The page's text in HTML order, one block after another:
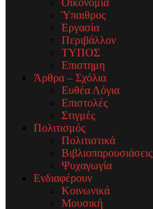
Οικονομία
Ύπαιθρος
Εργασία
Περιβάλλον
ΤΥΠΟΣ
Επιστημη
Άρθρα – Σχόλια
Ευθέα Λόγια
Επιστολές
Στιγμές
Πολιτισμός
Πολιτιστικά
Βιβλιοπαρουσιάσεις
Ψυχαγωγία
Ενδιαφέρουν
Κοινωνικά
Μουσική